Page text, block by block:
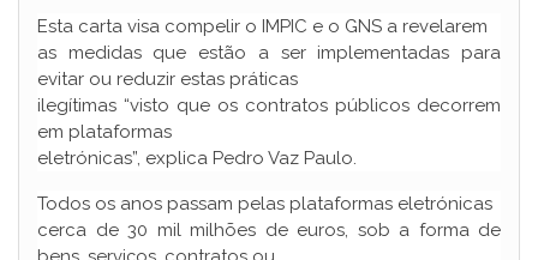
Esta carta visa compelir o IMPIC e o GNS a revelarem
as medidas que estão a ser implementadas para
evitar ou reduzir estas práticas
ilegítimas “visto que os contratos públicos decorrem
em plataformas
eletrónicas”, explica Pedro Vaz Paulo.
Todos os anos passam pelas plataformas eletrónicas
cerca de 30 mil milhões de euros, sob a forma de